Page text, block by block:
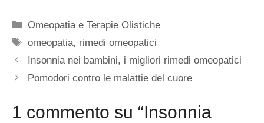
Categorie
Omeopatia e Terapie Olistiche
Tag
omeopatia, rimedi omeopatici
Insonnia nei bambini, i migliori rimedi omeopatici
Pomodori contro le malattie del cuore
1 commento su “Insonnia